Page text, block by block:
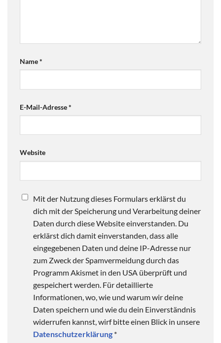
Name*
E-Mail-Adresse*
Website
Mit der Nutzung dieses Formulars erklärst du
dich mit der Speicherung und Verarbeitung deiner
Daten durch diese Website einverstanden. Du
erklärst dich damit einverstanden, dass alle
eingegebenen Daten und deine IP-Adresse nur
zum Zweck der Spamvermeidung durch das
Programm Akismet in den USA überprüft und
gespeichert werden. Für detaillierte
Informationen, wo, wie und warum wir deine
Daten speichern und wie du dein Einverständnis
widerrufen kannst, wirf bitte einen Blick in unsere
Datenschutzerklärung *